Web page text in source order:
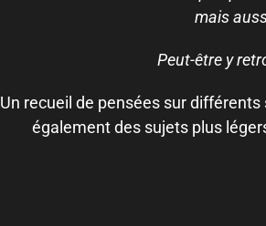
mais
Peut-être y
Un recueil de pensées sur
également des sujets plus